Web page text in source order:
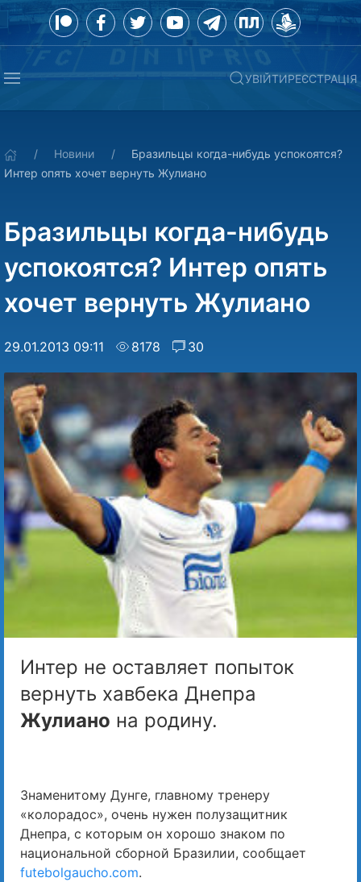
УВІЙТИРЕЄСТРАЦІЯ
Новини
Бразильцы когда-нибудь успокоятся?
Интер опять хочет вернуть Жулиано
Бразильцы когда-нибудь
успокоятся? Интер опять
хочет вернуть Жулиано
29.01.2013 09:11 8178 30
Интер не оставляет попыток
вернуть хавбека Днепра
Жулиано на родину.
Знаменитому Дунге, главному тренеру
«колорадос», очень нужен полузащитник
Днепра, с которым он хорошо знаком по
национальной сборной Бразилии, сообщает
futebolgaucho.com.